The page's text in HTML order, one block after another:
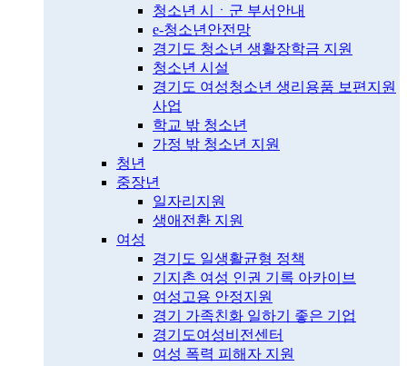
청소년 시ㆍ군 부서안내
e-청소년안전망
경기도 청소년 생활장학금 지원
청소년 시설
경기도 여성청소년 생리용품 보편지원
사업
학교 밖 청소년
가정 밖 청소년 지원
청년
중장년
일자리지원
생애전환 지원
여성
경기도 일생활균형 정책
기지촌 여성 인권 기록 아카이브
여성고용 안정지원
경기 가족친화 일하기 좋은 기업
경기도여성비전센터
여성 폭력 피해자 지원